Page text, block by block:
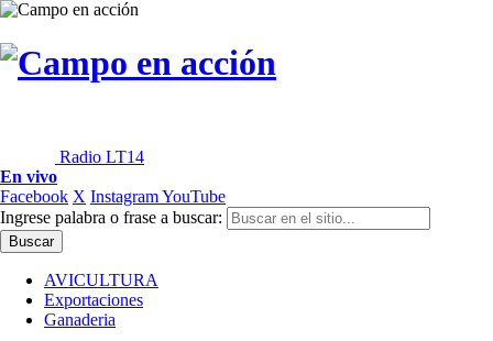
Radio LT14
En vivo
Facebook X InstagramYouTube
Ingrese palabra o frase a buscar:
AVICULTURA
Exportaciones
Ganaderia